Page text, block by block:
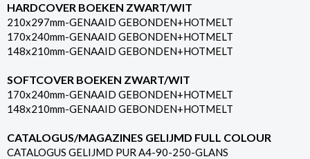
HARDCOVER BOEKEN ZWART/WIT
210x297mm-GENAAID GEBONDEN+HOTMELT
170x240mm-GENAAID GEBONDEN+HOTMELT
148x210mm-GENAAID GEBONDEN+HOTMELT
SOFTCOVER BOEKEN ZWART/WIT
170x240mm-GENAAID GEBONDEN+HOTMELT
148x210mm-GENAAID GEBONDEN+HOTMELT
CATALOGUS/MAGAZINES GELIJMD FULL COLOUR
CATALOGUS GELIJMD PUR A4-90-250-GLANS